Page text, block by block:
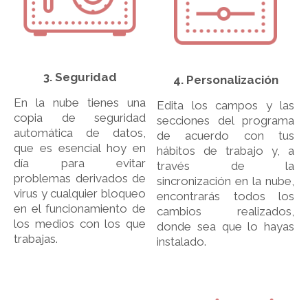
3. Seguridad
En la nube tienes una
copia de seguridad
automática de datos,
que es esencial hoy en
día para evitar
problemas derivados de
virus y cualquier bloqueo
en el funcionamiento de
los medios con los que
trabajas.
4. Personalización
Edita los campos y las
secciones del programa
de acuerdo con tus
hábitos de trabajo y, a
través de la
sincronización en la nube,
encontrarás todos los
cambios realizados,
donde sea que lo hayas
instalado.